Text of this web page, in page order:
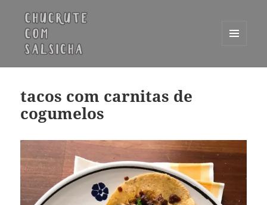
WIDGETS
tacos com carnitas de
cogumelos